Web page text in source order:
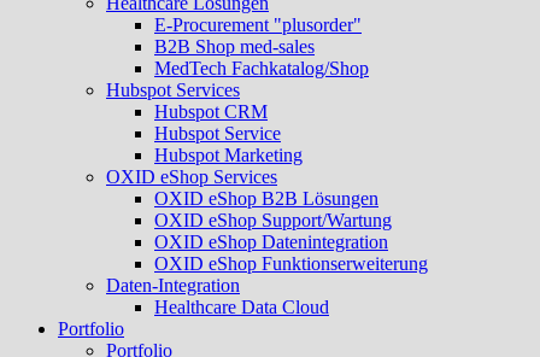
E-Procurement "plusorder"
B2B Shop med-sales
MedTech Fachkatalog/Shop
Hubspot Services
Hubspot CRM
Hubspot Service
Hubspot Marketing
OXID eShop Services
OXID eShop B2B Lösungen
OXID eShop Support/Wartung
OXID eShop Datenintegration
OXID eShop Funktionserweiterung
Daten-Integration
Healthcare Data Cloud
Portfolio
Portfolio